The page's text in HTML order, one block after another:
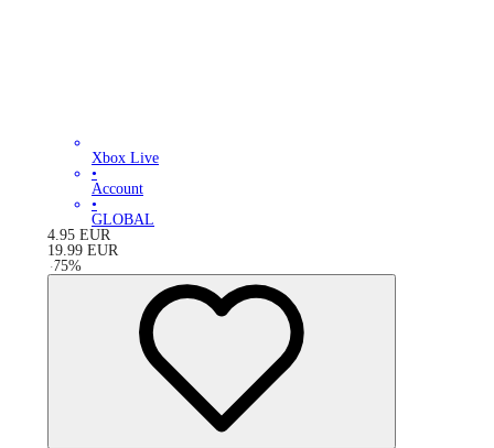
Xbox Live
•
Account
•
GLOBAL
4.95 EUR
19.99 EUR
-75%